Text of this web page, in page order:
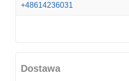
+48614236031
Dostawa